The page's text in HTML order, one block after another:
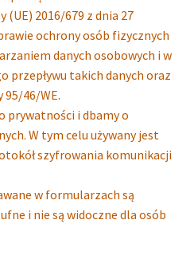
(UE) 2016/679 z dnia 27
ochrony osób fizycznych
danych osobowych i w
przepływu takich danych oraz
95/46/WE.
prywatności i dbamy o
W tym celu używany jest
szyfrowania komunikacji
w formularzach są
i nie są widoczne dla osób